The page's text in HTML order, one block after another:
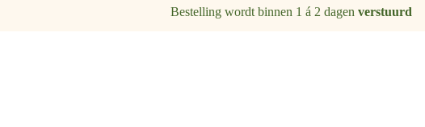
Bestelling wordt binnen 1 á 2 dagen verstuurd